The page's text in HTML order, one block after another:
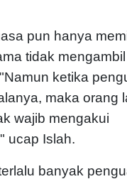
pun hanya
tidak
ketika
maka orang
wajib mengakui
ucap Islah.
banyak